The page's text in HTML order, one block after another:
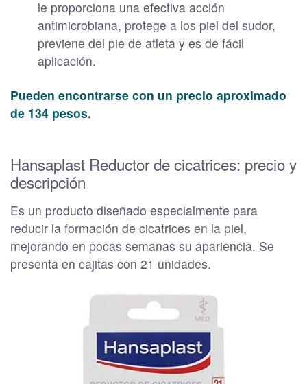
le proporciona una efectiva acción
antimicrobiana, protege a los piel del sudor,
previene del pie de atleta y es de fácil
aplicación.
Pueden encontrarse con un precio aproximado
de 134 pesos.
Hansaplast Reductor de cicatrices: precio y
descripción
Es un producto diseñado especialmente para
reducir la formación de cicatrices en la piel,
mejorando en pocas semanas su apariencia. Se
presenta en cajitas con 21 unidades.